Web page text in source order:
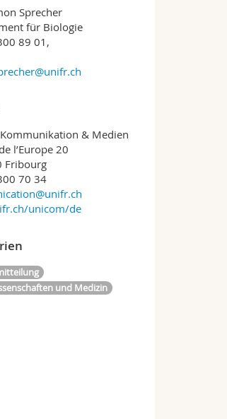
Sprecher
für Biologie
89 01,
& Medien
l’Europe 20
Fribourg
70 34
unicom/de
und Medizin